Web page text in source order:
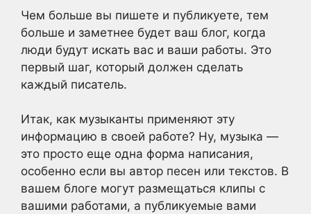
Чем больше вы пишете и публикуете, тем
больше и заметнее будет ваш блог, когда
люди будут искать вас и ваши работы. Это
первый шаг, который должен сделать
каждый писатель.
Итак, как музыканты применяют эту
информацию в своей работе? Ну, музыка —
это просто еще одна форма написания,
особенно если вы автор песен или текстов. В
вашем блоге могут размещаться клипы с
вашими работами, а публикуемые вами